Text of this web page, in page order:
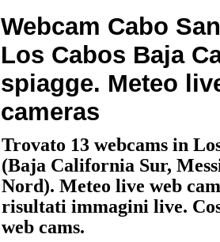
Webcam Cabo
Los Cabos Baja
spiagge. Meteo
cameras
Trovato 13 webcams in
(Baja California Sur,
Nord). Meteo live web
risultati immagini live.
web cams.